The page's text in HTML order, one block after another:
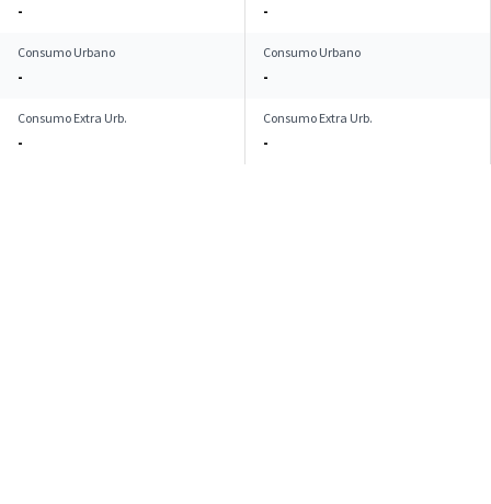
- -
Consumo Urbano
-
Consumo Urbano
-
Consumo Extra Urb.
-
Consumo Extra Urb.
-